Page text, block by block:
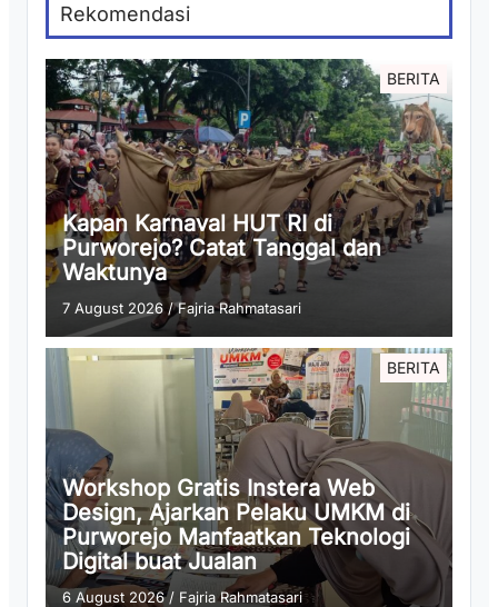
Rekomendasi
BERITA
Kapan Karnaval HUT RI di
Purworejo? Catat Tanggal dan
Waktunya
7 August 2026 /Fajria Rahmatasari
BERITA
Workshop Gratis Instera Web
Design, Ajarkan Pelaku UMKM di
Purworejo Manfaatkan Teknologi
Digital buat Jualan
6 August 2026/ Fajria Rahmatasari